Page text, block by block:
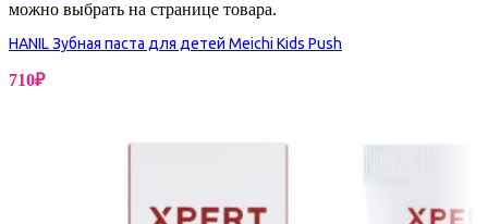
можно выбрать на странице товара.
HANIL Зубная паста для детей Meichi Kids Push
710₽